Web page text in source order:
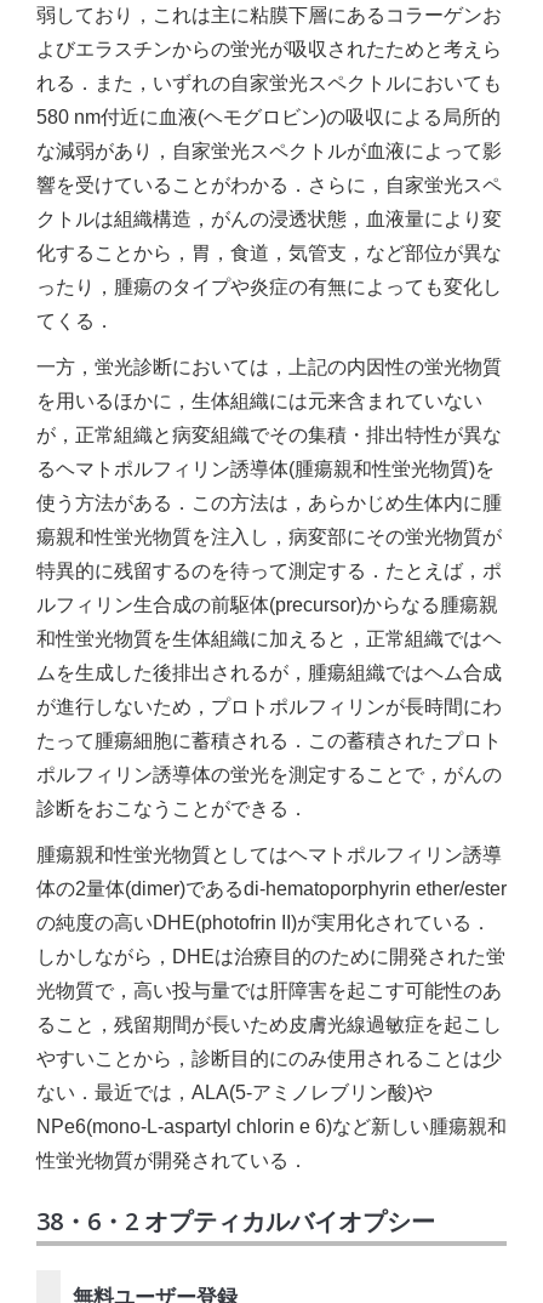
弱しており，これは主に粘膜下層にあるコラーゲンお
よびエラスチンからの蛍光が吸収されたためと考えら
れる．また，いずれの自家蛍光スペクトルにおいても
580 nm付近に血液(ヘモグロビン)の吸収による局所的
な減弱があり，自家蛍光スペクトルが血液によって影
響を受けていることがわかる．さらに，自家蛍光スペ
クトルは組織構造，がんの浸透状態，血液量により変
化することから，胃，食道，気管支，など部位が異な
ったり，腫瘍のタイプや炎症の有無によっても変化し
てくる．
一方，蛍光診断においては，上記の内因性の蛍光物質
を用いるほかに，生体組織には元来含まれていない
が，正常組織と病変組織でその集積・排出特性が異な
るヘマトポルフィリン誘導体(腫瘍親和性蛍光物質)を
使う方法がある．この方法は，あらかじめ生体内に腫
瘍親和性蛍光物質を注入し，病変部にその蛍光物質が
特異的に残留するのを待って測定する．たとえば，ポ
ルフィリン生合成の前駆体(precursor)からなる腫瘍親
和性蛍光物質を生体組織に加えると，正常組織ではヘ
ムを生成した後排出されるが，腫瘍組織ではヘム合成
が進行しないため，プロトポルフィリンが長時間にわ
たって腫瘍細胞に蓄積される．この蓄積されたプロト
ポルフィリン誘導体の蛍光を測定することで，がんの
診断をおこなうことができる．
腫瘍親和性蛍光物質としてはヘマトポルフィリン誘導
体の2量体(dimer)であるdi-hematoporphyrin ether/ester
の純度の高いDHE(photofrin II)が実用化されている．
しかしながら，DHEは治療目的のために開発された蛍
光物質で，高い投与量では肝障害を起こす可能性のあ
ること，残留期間が長いため皮膚光線過敏症を起こし
やすいことから，診断目的にのみ使用されることは少
ない．最近では，ALA(5-アミノレブリン酸)や
NPe6(mono-L-aspartyl chlorin e 6)など新しい腫瘍親和
性蛍光物質が開発されている．
38・6・2 オプティカルバイオプシー
無料ユーザー登録